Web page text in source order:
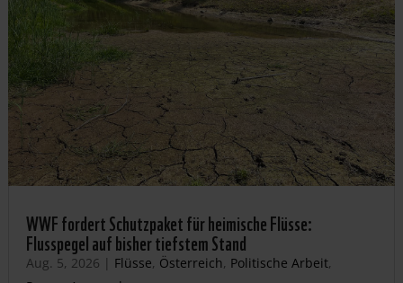
WWF fordert Schutzpaket für heimische Flüsse:
Flusspegel auf bisher tiefstem Stand
Aug. 5, 2026 | Flüsse, Österreich, Politische Arbeit,